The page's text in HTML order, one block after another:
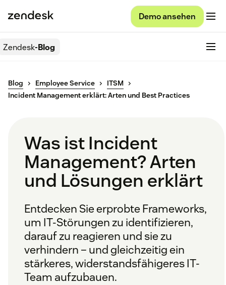
Demo ansehen
Zendesk-Blog
Blog Employee Service
ITSM
Incident Management erklärt: Arten und Best Practices
Was ist Incident
Management? Arten
und Lösungen erklärt
Entdecken Sie erprobte Frameworks,
um IT-Störungen zu identifizieren,
darauf zu reagieren und sie zu
verhindern – und gleichzeitig ein
stärkeres, widerstandsfähigeres IT-
Team aufzubauen.